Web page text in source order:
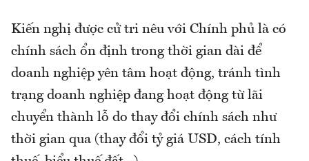
Kiến nghị được cử tri nêu với Chính phủ là có
chính sách ổn định trong thời gian dài để
doanh nghiệp yên tâm hoạt động, tránh tình
trạng doanh nghiệp đang hoạt động từ lãi
chuyển thành lỗ do thay đổi chính sách như
thời gian qua (thay đổi tỷ giá USD, cách tính